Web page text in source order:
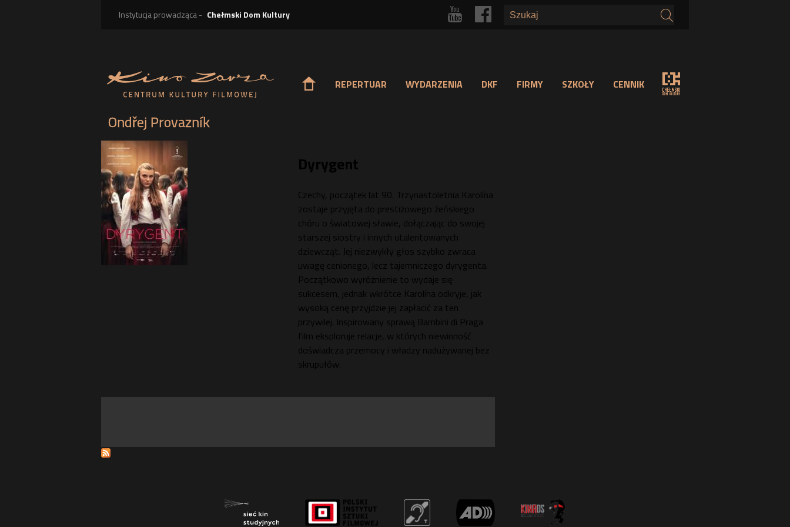
Instytucja prowadząca - Chełmski Dom Kultury r p
o REPERTUAR WYDARZENIA DKF FIRMY SZKOŁY CENNIK s
Ondřej Provazník
Dyrygent
Czechy, początek lat 90. Trzynastoletnia Karolína
zostaje przyjęta do prestiżowego żeńskiego
chóru o światowej sławie, dołączając do swojej
starszej siostry i innych utalentowanych
dziewcząt. Jej niezwykły głos szybko zwraca
uwagę cenionego, lecz tajemniczego dyrygenta.
Początkowo wyróżnienie to wydaje się
sukcesem, jednak wkrótce Karolína odkryje, jak
wysoką cenę przyjdzie jej zapłacić za ten
przywilej. Inspirowany sprawą Bambini di Praga
film eksploruje relacje, w których niewinność
doświadcza przemocy i władzy nadużywanej bez
skrupułów.